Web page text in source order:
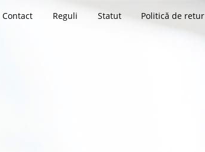
Contact Reguli Statut Politică de retur